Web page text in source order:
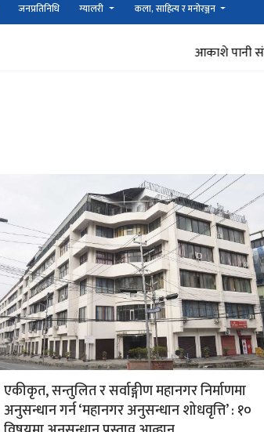
जनप्रतिनिधि ग्यालरी कला, साहित्य र मनोरञ्जन
आकाशे पानी
एकीकृत, सन्तुलित र सर्वाङ्गीण महानगर निर्माणमा
अनुसन्धान गर्न ‘महानगर अनुसन्धान शोधवृत्ति’ : १०